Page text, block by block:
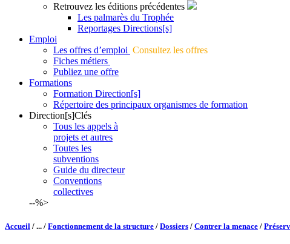
Retrouvez les éditions précédentes
Les palmarès du Trophée
Reportages Directions[s]
Emploi
Les offres d’emploi Consultez les offres
Fiches métiers
Publiez une offre
Formations
Formation Direction[s]
Répertoire des principaux organismes de formation
Direction[s]Clés
Tous les appels à
projets et autres
Toutes les
subventions
Guide du directeur
Conventions
collectives
--%>
Accueil / ... / Fonctionnement de la structure / Dossiers / Contrer la menace /